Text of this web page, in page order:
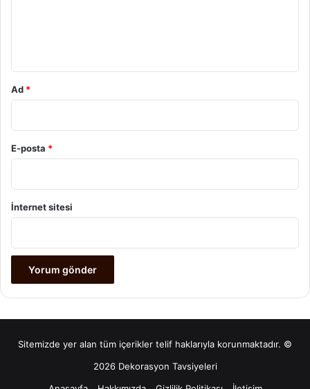
Ad *
E-posta *
İnternet sitesi
Sitemizde yer alan tüm içerikler telif haklarıyla korunmaktadır. ©
2026 Dekorasyon Tavsiyeleri